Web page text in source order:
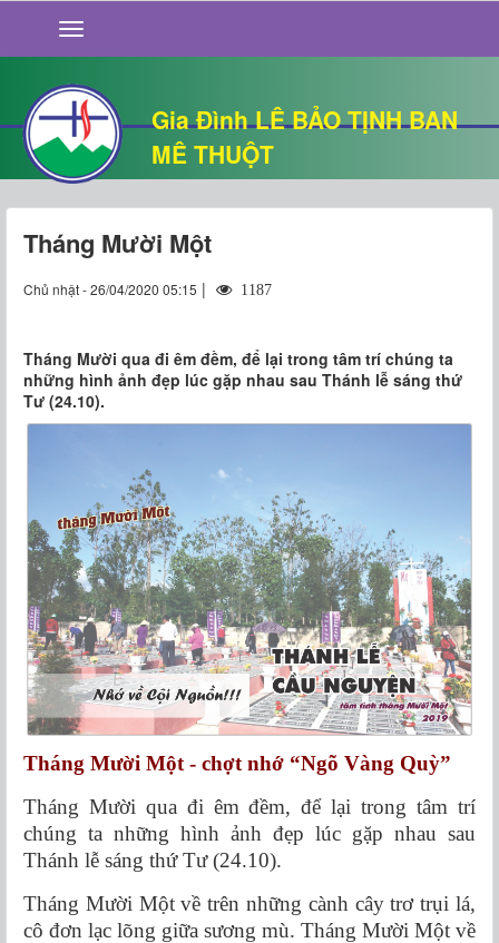
Gia Đình LÊ BẢO TỊNH BAN
MÊ THUỘT
GIỚI THIỆU
TIN TỨC
SỐNG ĐẠO
CHUYỆN NHÀ
QUÁN VĂN
THƯ GIÃN
Tháng Mười Một
Chủ nhật - 26/04/2020 05:15 | 1187
Tháng Mười qua đi êm đềm, để lại trong tâm trí chúng ta
những hình ảnh đẹp lúc gặp nhau sau Thánh lễ sáng thứ
Tư (24.10).
Tháng Mười Một - chợt nhớ “Ngõ Vàng Quỳ”
Tháng Mười qua đi êm đềm, để lại trong tâm trí
chúng ta những hình ảnh đẹp lúc gặp nhau sau
Thánh lễ sáng thứ Tư (24.10).
Tháng Mười Một về trên những cành cây trơ trụi lá,
cô đơn lạc lõng giữa sương mù. Tháng Mười Một về